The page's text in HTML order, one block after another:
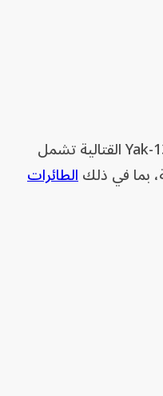
وأضاف أن "قائمة أهداف Yak-130M القتالية تشمل
بما في ذلكالطائرات